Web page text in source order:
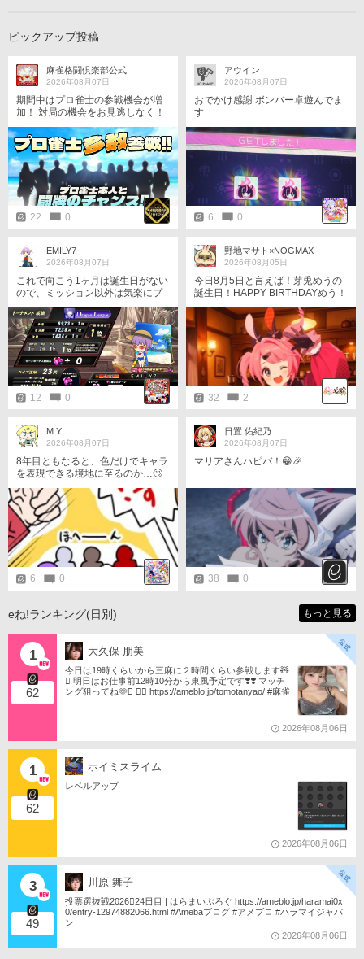
ピックアップ投稿
麻雀格闘倶楽部公式
2026年08月07日
期間中はプロ雀士の参戦機会が増
加！ 対局の機会をお見逃しなく！
e.573.jp/game/mfc/ac/content/proe
nter/info.html #麻雀格闘倶楽部 #M
FC573 #投票選抜戦
22 0
アウイン
2026年08月07日
おでかけ感謝 ボンバー卓遊んでま
す
6 0
EMILY7
2026年08月07日
これで向こう1ヶ月は誕生日がない
ので、ミッション以外は気楽にプ
レーできます。
12 0
野地マサト×NOGMAX
2026年08月05日
今日8月5日と言えば！芽兎めうの
誕生日！HAPPY BIRTHDAYめう！
今年の写真の画像は『音戯探偵の
めうめう』です！【めうめうのお
祝いeね！お祝いコメント！お祝い
シェア(拡散希望)です！！！！！】
(*￣∇￣*) #ひなビタ #芽兎めう #め
うめう #芽兎めう生誕祭
32 2
M.Y
2026年08月07日
8年目ともなると、色だけでキャラ
を表現できる境地に至るのか…🙄
6 0
日置 佑紀乃
2026年08月07日
マリアさんハピバ！😁🎉
38 0
eね!ランキング(日別) もっと見る
1
62
大久保 朋美
今日は19時くらいから三麻に２時間くらい参戦します🧸
󾬏 明日はお仕事前12時10分から東風予定です❣️❣️ マッチ
ング狙ってね🫶󾬍 󾕆⇨ https://ameblo.jp/tomotanyao/ #麻雀
2026年08月06日
1
62
ホイミスライム
レベルアップ
2026年08月06日
3
49
川原 舞子
投票選抜戦2026󾇟24日目 | はらまいぶろぐ https://ameblo.jp/haramai0x
0/entry-12974882066.html #Amebaブログ #アメブロ #ハラマイジャパ
ン
2026年08月06日